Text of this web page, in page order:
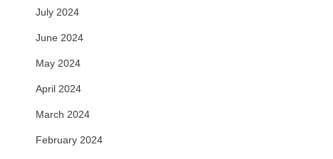
July 2024
June 2024
May 2024
April 2024
March 2024
February 2024